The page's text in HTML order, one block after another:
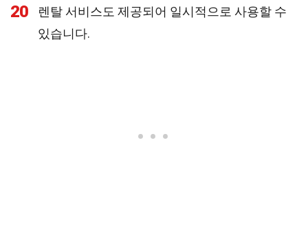
20
렌탈 서비스도 제공되어 일시적으로 사용할 수
있습니다.